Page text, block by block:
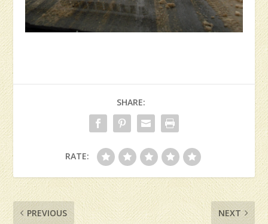
SHARE:
RATE:
PREVIOUS NEXT